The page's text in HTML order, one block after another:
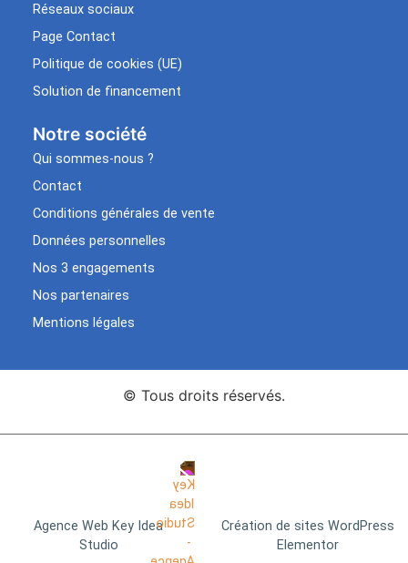
Réseaux sociaux
Page Contact
Politique de cookies (UE)
Solution de financement
Notre société
Qui sommes-nous ?
Contact
Conditions générales de vente
Données personnelles
Nos 3 engagements
Nos partenaires
Mentions légales
© Tous droits réservés.
Agence Web Key Idea
Studio
Création de sites WordPress
Elementor